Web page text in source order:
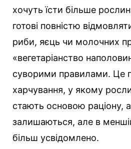
хочуть їсти більше
готові повністю
риби, яєць чи молочних
«вегетаріанство
суворими правилами. Це
харчування, у якому
стають основою раціону,
залишаються, але в
більш усвідомлено.